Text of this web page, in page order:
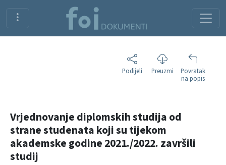
Podijeli Preuzmi
Povratak
na popis
Vrjednovanje diplomskih studija od
strane studenata koji su tijekom
akademske godine 2021./2022. završili
studij